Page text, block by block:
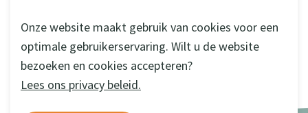
Onze website maakt gebruik van cookies voor een
optimale gebruikerservaring. Wilt u de website
bezoeken en cookies accepteren?
Lees ons privacy beleid.
Disclaimer
Privacy
Cookie instellingen
Ontwikkeld doora&m impact